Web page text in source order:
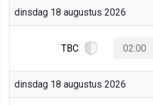
dinsdag 18 augustus 2026
TBC 02:00
dinsdag 18 augustus 2026